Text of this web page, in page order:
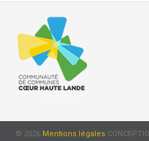
© 2026 Mentions légales